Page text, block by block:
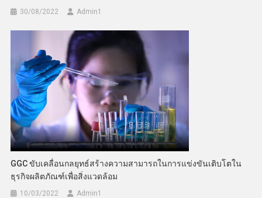
30/08/2022 Admin​1
GGC ขับเคลื่อนกลยุทธ์สร้างความสามารถในการแข่งขันเติบโตใน
ธุรกิจผลิตภัณฑ์เพื่อสิ่งแวดล้อม
10/03/2022 Admin​1